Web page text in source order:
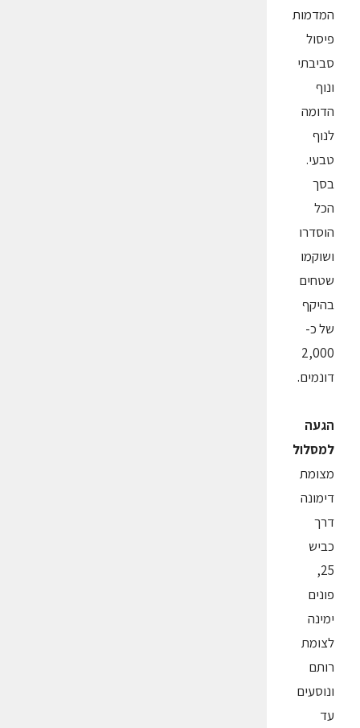
המדמות
פיסול
סביבתי
ונוף
הדומה
לנוף
טבעי.
בסך
הכל
הוסדרו
ושוקמו
שטחים
בהיקף
של כ-
2,000
דונמים.
הגעה
למסלול
מצומת
דימונה
דרך
כביש
25,
פונים
ימינה
לצומת
רותם
ונוסעים
עד